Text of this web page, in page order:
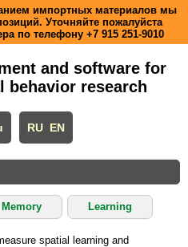
импортных материалов мы
Уточняйте пожалуйста
по телефону +7 915 251-9010
and software for
behavior research
RU EN
Memory Learning
spatial learning and